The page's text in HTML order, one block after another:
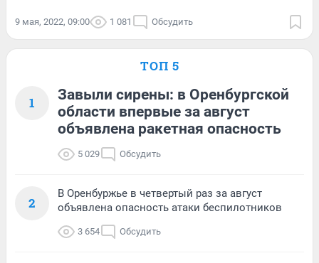
9 мая, 2022, 09:00 1 081 Обсудить
ТОП 5
1
Завыли сирены: в Оренбургской
области впервые за август
объявлена ракетная опасность
5 029 Обсудить
2
В Оренбуржье в четвертый раз за август
объявлена опасность атаки беспилотников
3 654 Обсудить